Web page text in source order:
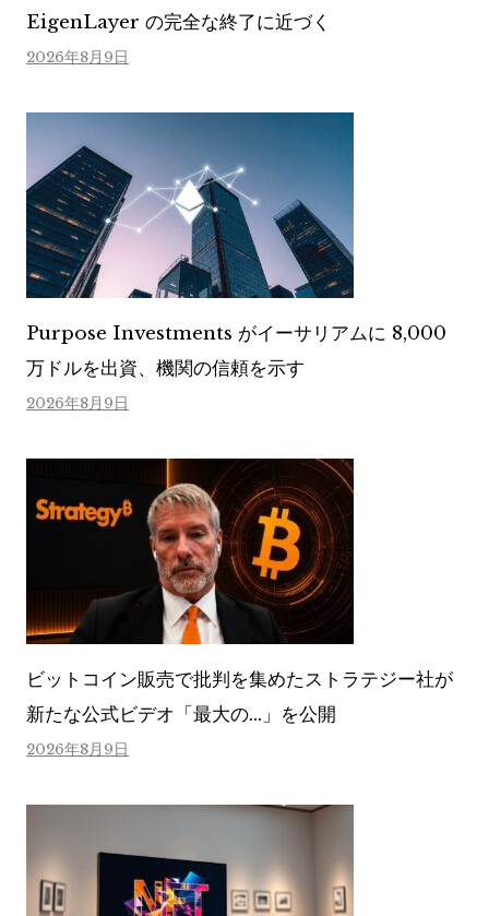
EigenLayer の完全な終了に近づく
2026年8月9日
Purpose Investments がイーサリアムに 8,000
万ドルを出資、機関の信頼を示す
2026年8月9日
ビットコイン販売で批判を集めたストラテジー社が
新たな公式ビデオ「最大の…」を公開
2026年8月9日